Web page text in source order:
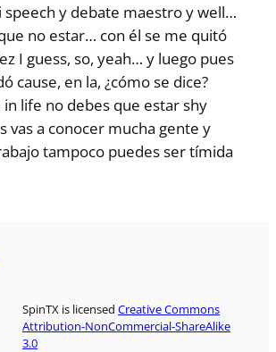
speech y debate maestro y well…
no estar… con él se me quitó
I guess, so, yeah… y luego pues
cause, en la, ¿cómo se dice?
life no debes que estar shy
vas a conocer mucha gente y
tampoco puedes ser tímida
SpinTX is licensedCreative Commons
Attribution-NonCommercial-ShareAlike
3.0